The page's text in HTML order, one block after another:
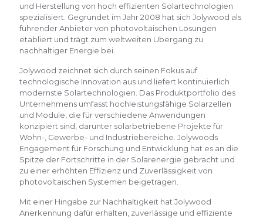
und Herstellung von hoch effizienten Solartechnologien
spezialisiert. Gegründet im Jahr 2008 hat sich Jolywood als
führender Anbieter von photovoltaischen Lösungen
etabliert und trägt zum weltweiten Übergang zu
nachhaltiger Energie bei.
Jolywood zeichnet sich durch seinen Fokus auf
technologische Innovation aus und liefert kontinuierlich
modernste Solartechnologien. Das Produktportfolio des
Unternehmens umfasst hochleistungsfähige Solarzellen
und Module, die für verschiedene Anwendungen
konzipiert sind, darunter solarbetriebene Projekte für
Wohn-, Gewerbe- und Industriebereiche. Jolywoods
Engagement für Forschung und Entwicklung hat es an die
Spitze der Fortschritte in der Solarenergie gebracht und
zu einer erhöhten Effizienz und Zuverlässigkeit von
photovoltaischen Systemen beigetragen.
Mit einer Hingabe zur Nachhaltigkeit hat Jolywood
Anerkennung dafür erhalten, zuverlässige und effiziente